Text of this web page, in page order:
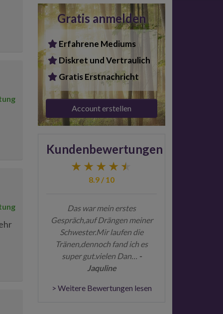
Gratis anmelden
Erfahrene Mediums
Diskret und Vertraulich
Gratis Erstnachricht
Account erstellen
Kundenbewertungen
8.9 / 10
Das war mein erstes
Gespräch,auf Drängen meiner
Schwester.Mir laufen die
Tränen,dennoch fand ich es
super gut.vielen Dan… -
Jaquline
> Weitere Bewertungen lesen